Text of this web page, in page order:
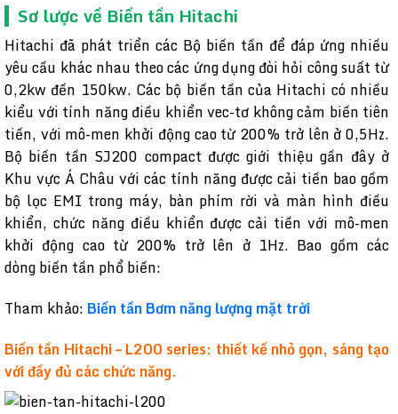
Sơ lược về Biến tần Hitachi
Hitachi đã phát triển các Bộ biến tần để đáp ứng nhiều
yêu cầu khác nhau theo các ứng dụng đòi hỏi công suất từ
0,2kw đến 150kw. Các bộ biến tần của Hitachi có nhiều
kiểu với tính năng điều khiển vec-tơ không cảm biến tiên
tiến, với mô-men khởi động cao từ 200% trở lên ở 0,5Hz.
Bộ biến tần SJ200 compact được giới thiệu gần đây ở
Khu vực Á Châu với các tính năng được cải tiến bao gồm
bộ lọc EMI trong máy, bàn phím rời và màn hình điều
khiển, chức năng điều khiển được cải tiến với mô-men
khởi động cao từ 200% trở lên ở 1Hz. Bao gồm các
dòng biến tần phổ biến:
Tham khảo: Biến tần Bơm năng lượng mặt trời
Biến tần Hitachi – L200 series: thiết kế nhỏ gọn, sáng tạo
với đầy đủ các chức năng.